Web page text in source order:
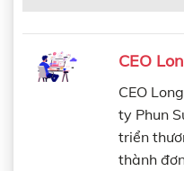
Nguyên nhân
nghẽn
Cách phòng tránh
tưới nhỏ giọt bị tắc
CEO
CEO
ty Phun
triển
thành